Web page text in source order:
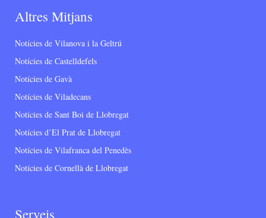
Altres Mitjans
Notícies de Vilanova i la Geltrú
Notícies de Castelldefels
Notícies de Gavà
Notícies de Viladecans
Notícies de Sant Boi de Llobregat
Notícies d’El Prat de Llobregat
Notícies de Vilafranca del Penedès
Notícies de Cornellà de Llobregat
Serveis